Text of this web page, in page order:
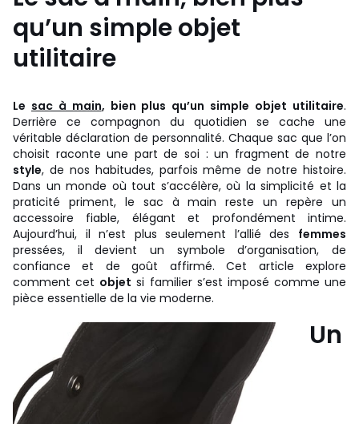
qu’un simple objet
utilitaire
Le sac à main, bien plus qu’un simple objet utilitaire.
Derrière ce compagnon du quotidien se cache une
véritable déclaration de personnalité. Chaque sac que l’on
choisit raconte une part de soi : un fragment de notre
style, de nos habitudes, parfois même de notre histoire.
Dans un monde où tout s’accélère, où la simplicité et la
praticité priment, le sac à main reste un repère un
accessoire fiable, élégant et profondément intime.
Aujourd’hui, il n’est plus seulement l’allié des femmes
pressées, il devient un symbole d’organisation, de
confiance et de goût affirmé. Cet article explore
comment cet objet si familier s’est imposé comme une
pièce essentielle de la vie moderne.
Un